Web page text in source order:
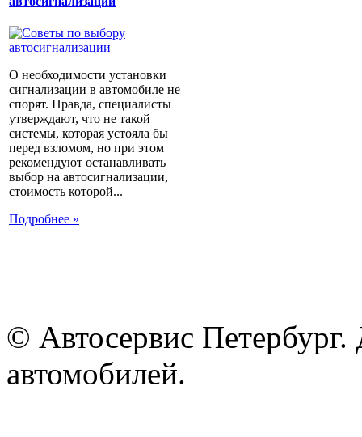
О необходимости установки
сигнализации в автомобиле не
спорят. Правда, специалисты
утверждают, что не такой
системы, которая устояла бы
перед взломом, но при этом
рекомендуют останавливать
выбор на автосигнализации,
стоимость которой...
Подробнее »
© Автосервис
автомобилей.